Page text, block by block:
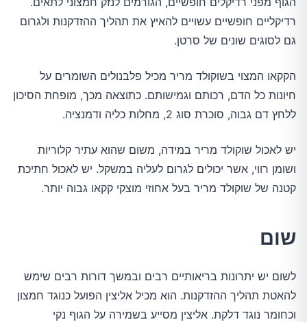
רדיקליים חופשיים עשויים להאיץ את תהליך ההזדקנות ולגרום
גם לסוגים שונים של סרטן.
הקקאו המצוי בשוקולד מריר מכיל פלבנולים השומרים על
חיונות כל הדם, רכותם וגמישותם. כתוצאה מכך, מופחת הסיכון
ללחץ דם גבוה, סוכרת סוג 2, מחלות כליה ודמנציה.
יש לאכול שוקולד מריר במידה, משום שהוא עתיר קלוריות
ושומן רווי, אשר יכולים לגרום לעליה במשקל. יש לאכול חתיכת
קטנה של שוקולד מריר בעל אחוזי מוצקי קקאו גבוה יותר.
שום
לשום יש יתרונות בריאותיים רבים ובמשך דורות רבים שימש
להאטת תהליך ההזדקנות. הוא מכיל אליצין הפועל כנוגד חמצון
וכחומר נוגד דלקת. אליצין מסייע בשמירה על הגוף נקי